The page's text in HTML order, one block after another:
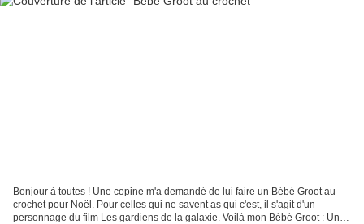
Bonjour à toutes ! Une copine m'a demandé de lui faire un Bébé Groot au
crochet pour Noël. Pour celles qui ne savent as qui c'est, il s'agit d'un
personnage du film Les gardiens de la galaxie. Voilà mon Bébé Groot : Un